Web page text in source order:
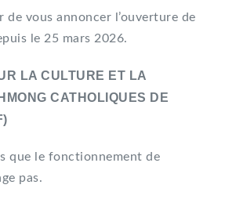
de vous annoncer l’ouverture de
le 25 mars 2026.
LA CULTURE ET LA
CATHOLIQUES DE
que le fonctionnement de
pas.